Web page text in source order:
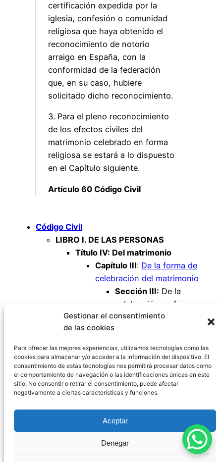
Gestionar el consentimiento
de las cookies
Para ofrecer las mejores experiencias, utilizamos tecnologías como las
cookies para almacenar y/o acceder a la información del dispositivo. El
consentimiento de estas tecnologías nos permitirá procesar datos como
el comportamiento de navegación o las identificaciones únicas en este
sitio. No consentir o retirar el consentimiento, puede afectar
negativamente a ciertas características y funciones.
Aceptar
Denegar
certificación expedida por la
iglesia, confesión o comunidad
religiosa que haya obtenido el
reconocimiento de notorio
arraigo en España, con la
conformidad de la federación
que, en su caso, hubiere
solicitado dicho reconocimiento.
3. Para el pleno reconocimiento
de los efectos civiles del
matrimonio celebrado en forma
religiosa se estará a lo dispuesto
en el Capítulo siguiente.
Artículo 60 Código Civil
Código Civil
LIBRO I. DE LAS PERSONAS
Título IV: Del matrimonio
Capítulo III: De la forma de
celebración del matrimonio
Sección III: De la
celebración en forma
religiosa
Política de Privacidad
Política de
Contacto